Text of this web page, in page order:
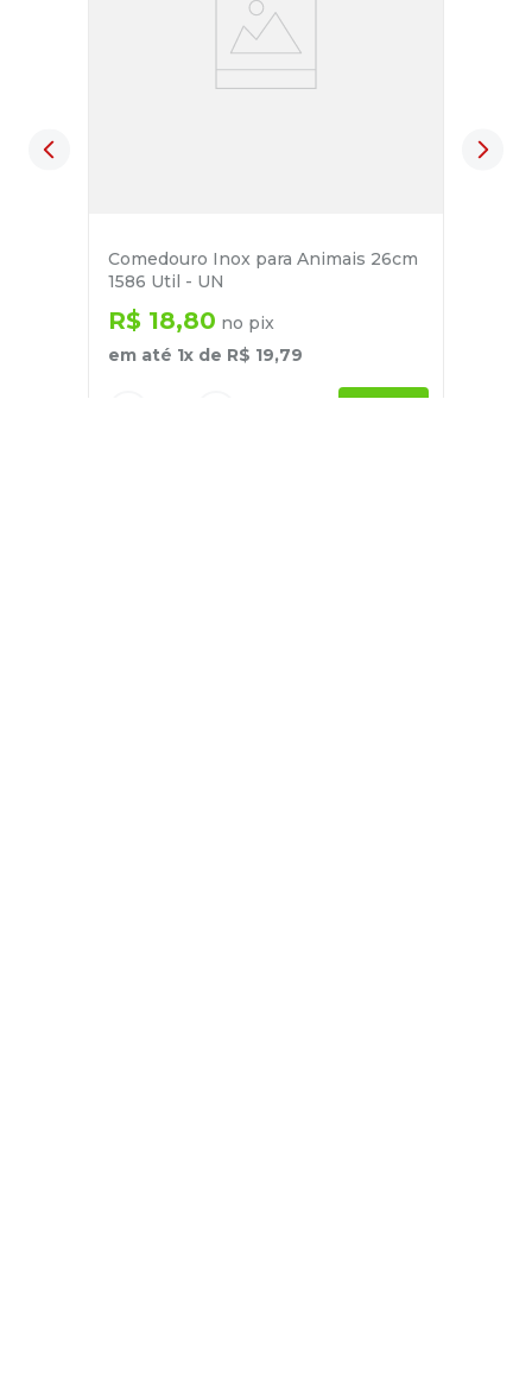
Comedouro Inox para Animais 26cm
1586 Util - UN
R$ 18,80 no pix
em até 1x de R$ 19,79